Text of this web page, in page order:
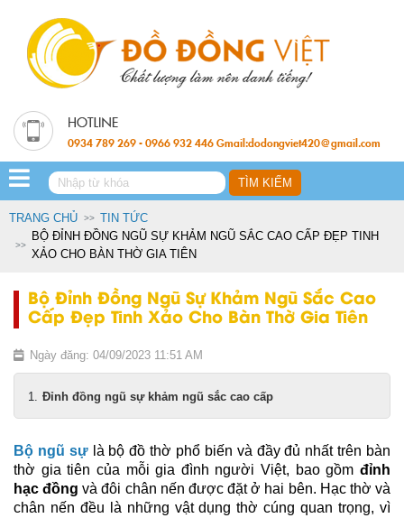
0934 789 269 - 0966 932 446 Gmail:dodongviet420@gmail.com
TRANG CHỦ
TIN TỨC
BỘ ĐỈNH ĐỒNG NGŨ SỰ KHẢM NGŨ SẮC CAO CẤP ĐẸP TINH
XẢO CHO BÀN THỜ GIA TIÊN
Bộ Đỉnh Đồng Ngũ Sự Khảm Ngũ Sắc Cao
Cấp Đẹp Tinh Xảo Cho Bàn Thờ Gia Tiên
Ngày đăng: 04/09/2023 11:51 AM
Đỉnh đồng ngũ sự khảm ngũ sắc cao cấp
Bộ ngũ sự là bộ đồ thờ phổ biến và đầy đủ nhất trên bàn
thờ gia tiên của mỗi gia đình người Việt, bao gồm đỉnh
hạc đồng và đôi chân nến được đặt ở hai bên. Hạc thờ và
chân nến đều là những vật dụng thờ cúng quan trọng, vì